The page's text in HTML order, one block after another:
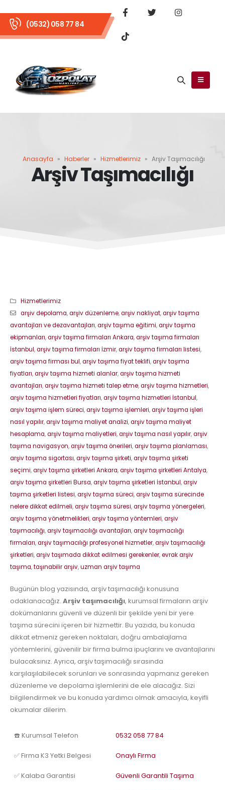
(0532) 058 77 84
Anasayfa » Haberler » Hizmetlerimiz » Arşiv Taşımacılığı
Arşiv Taşımacılığı
Hizmetlerimiz
arşiv depolama,arşiv düzenleme,arşiv nakliyat,arşiv taşıma
avantajları ve dezavantajları,arşiv taşıma eğitimi,arşiv taşıma
ekipmanları,arşiv taşıma firmaları Ankara,arşiv taşıma firmaları
İstanbul,arşiv taşıma firmaları İzmir,arşiv taşıma firmaları listesi,
arşiv taşıma firması bul,arşiv taşıma fiyat teklifi,arşiv taşıma
fiyatları,arşiv taşıma hizmeti alanlar,arşiv taşıma hizmeti
avantajları,arşiv taşıma hizmeti talep etme,arşiv taşıma hizmetleri,
arşiv taşıma hizmetleri fiyatları,arşiv taşıma hizmetleri İstanbul,
arşiv taşıma işlem süreci,arşiv taşıma işlemleri,arşiv taşıma işleri
nasıl yapılır,arşiv taşıma maliyet analizi,arşiv taşıma maliyet
hesaplama,arşiv taşıma maliyetleri,arşiv taşıma nasıl yapılır,arşiv
taşıma navigasyon,arşiv taşıma önerileri,arşiv taşıma planlaması,
arşiv taşıma sigortası,arşiv taşıma şirketi,arşiv taşıma şirketi
seçimi,arşiv taşıma şirketleri Ankara,arşiv taşıma şirketleri Antalya,
arşiv taşıma şirketleri Bursa,arşiv taşıma şirketleri İstanbul,arşiv
taşıma şirketleri listesi,arşiv taşıma süreci,arşiv taşıma sürecinde
nelere dikkat edilmeli,arşiv taşıma süresi,arşiv taşıma yönergeleri,
arşiv taşıma yönetmelikleri,arşiv taşıma yöntemleri,arşiv
taşımacılığı,arşiv taşımacılığı avantajları,arşiv taşımacılığı
firmaları,arşiv taşımacılığı profesyonel hizmetler,arşiv taşımacılığı
şirketleri,arşiv taşımada dikkat edilmesi gerekenler,evrak arşiv
taşıma,taşınabilir arşiv,uzman arşiv taşıma
Bugünün blog yazısında, arşiv taşımacılığı konusuna
odaklanacağız. Arşiv taşımacılığı, kurumsal firmaların arşiv
dokümanlarını güvenli ve düzenli bir şekilde yeni bir yere
taşıma sürecini içeren bir hizmettir. Bu yazıda, bu konuda
dikkat etmeniz gereken noktaları, doğru ambalajlama
yöntemlerini, güvenilir bir firma bulma ipuçlarını ve avantajlarını
bulacaksınız. Ayrıca, arşiv taşımacılığı sırasında
karşılaşılabilecek sorunları ve sonrasında yapmanız gereken
düzenleme ve depolama işlemlerini de ele alacağız. Sizi
bilgilendirmek ve bu konuda yardımcı olmak amacıyla, keyifli
okumalar dilerim.
☎️ Kurumsal Telefon 0532 058 77 84
✅ Firma K3 Yetki Belgesi Onaylı Firma
✅ Kalaba Garantisi Güvenli Garantili Taşıma